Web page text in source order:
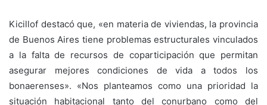
Kicillof destacó que, «en materia de viviendas, la provincia
de Buenos Aires tiene problemas estructurales vinculados
a la falta de recursos de coparticipación que permitan
asegurar mejores condiciones de vida a todos los
bonaerenses». «Nos planteamos como una prioridad la
situación habitacional tanto del conurbano como del